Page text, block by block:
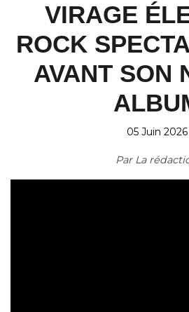
VIRAGE
ROCK
AVANT SON
05 Juin 2026
Par La